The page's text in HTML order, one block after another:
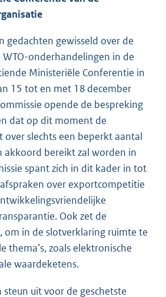
gedachten gewisseld over de
onderhandelingen in de
Ministeriële Conferentie in
15 tot en met 18 december
opende de bespreking
dat op dit moment de
over slechts een beperkt aantal
akkoord bereikt zal worden in
spant zich in dit kader in tot
over exportcompetitie
Ook zet de
om in de slotverklaring ruimte te
thema’s, zoals elektronische
waardeketens.
uit voor de geschetste